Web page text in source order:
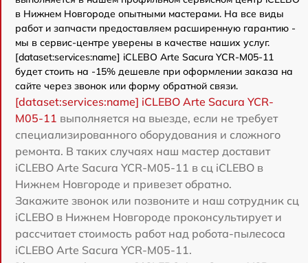
в Нижнем Новгороде опытными мастерами. На все виды
работ и запчасти предоставляем расширенную гарантию -
мы в сервис-центре уверены в качестве наших услуг.
[dataset:services:name] iCLEBO Arte Sacura YCR-M05-11
будет стоить на -15% дешевле при оформлении заказа на
сайте через звонок или форму обратной связи.
[dataset:services:name] iCLEBO Arte Sacura YCR-
M05-11 выполняется на выезде, если не требует
специализированного оборудования и сложного
ремонта. В таких случаях наш мастер доставит
iCLEBO Arte Sacura YCR-M05-11 в сц iCLEBO в
Нижнем Новгороде и привезет обратно.
Закажите звонок или позвоните и наш сотрудник сц
iCLEBO в Нижнем Новгороде проконсультирует и
рассчитает стоимость работ над робота-пылесоса
iCLEBO Arte Sacura YCR-M05-11.